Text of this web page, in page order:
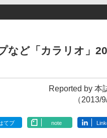
など「カラリオ」
Reported by 本
（2013/
てブ note